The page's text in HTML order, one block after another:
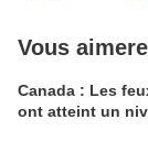
Vous
Canada : Les
ont atteint un